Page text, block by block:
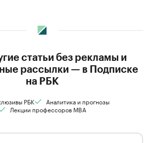
статьи без рекламы и
рассылки — в Подписке
на РБК
РБК
Аналитика и прогнозы
Лекции профессоров MBA